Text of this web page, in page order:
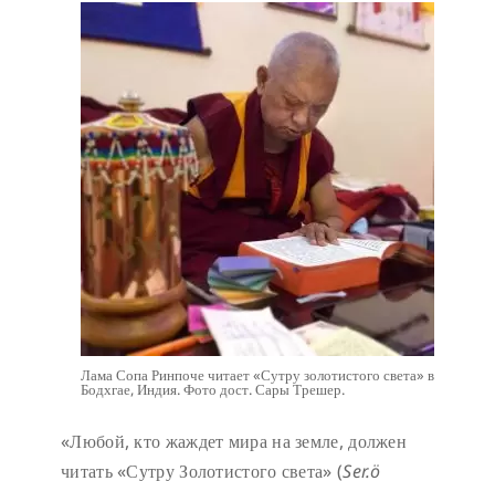
Лама Сопа Ринпоче читает «Сутру золотистого света» в
Бодхгае, Индия. Фото дост. Сары Трешер.
«Любой, кто жаждет мира на земле, должен
читать «Сутру Золотистого света» (Ser.ö